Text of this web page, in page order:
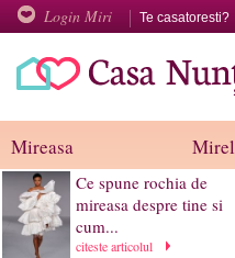
Login Miri Te casatoresti?
Mireasa
Ce spune rochia de
mireasa despre tine si
cum...
citeste articolul